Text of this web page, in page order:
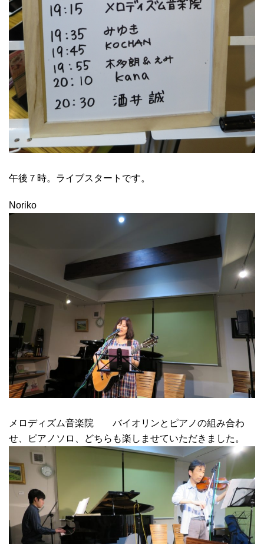
午後７時。ライブスタートです。
Noriko
メロディズム音楽院 バイオリンとピアノの組み合わ
せ、ピアノソロ、どちらも楽しませていただきました。